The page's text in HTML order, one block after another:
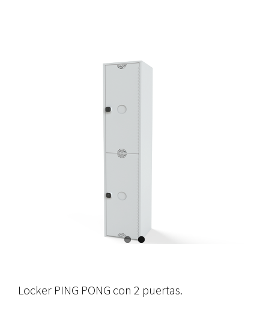
Locker PING PONG con 2 puertas.